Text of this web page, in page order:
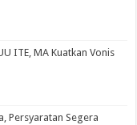
ITE, MA Kuatkan Vonis
Persyaratan Segera